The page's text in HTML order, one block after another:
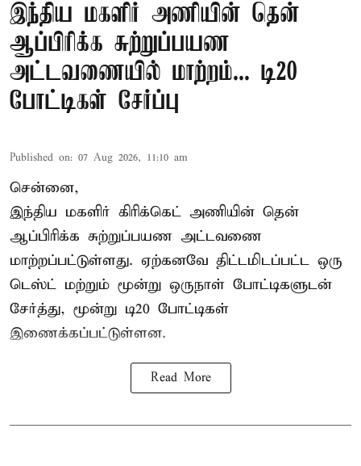
இந்திய மகளிர் அணியின் தென்
ஆப்பிரிக்க சுற்றுப்பயண
அட்டவணையில் மாற்றம்... டி20
போட்டிகள் சேர்ப்பு
Published on: 07 Aug 2026, 11:10 am
சென்னை,
இந்திய மகளிர் கிரிக்கெட் அணியின் தென்
ஆப்பிரிக்க சுற்றுப்பயண அட்டவணை
மாற்றப்பட்டுள்ளது. ஏற்கனவே திட்டமிடப்பட்ட ஒரு
டெஸ்ட் மற்றும் மூன்று ஒருநாள் போட்டிகளுடன்
சேர்த்து, மூன்று டி20 போட்டிகள்
இணைக்கப்பட்டுள்ளன.
Read More